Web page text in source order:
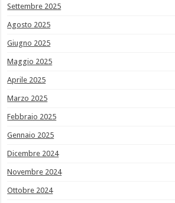
Settembre 2025
Agosto 2025
Giugno 2025
Maggio 2025
Aprile 2025
Marzo 2025
Febbraio 2025
Gennaio 2025
Dicembre 2024
Novembre 2024
Ottobre 2024